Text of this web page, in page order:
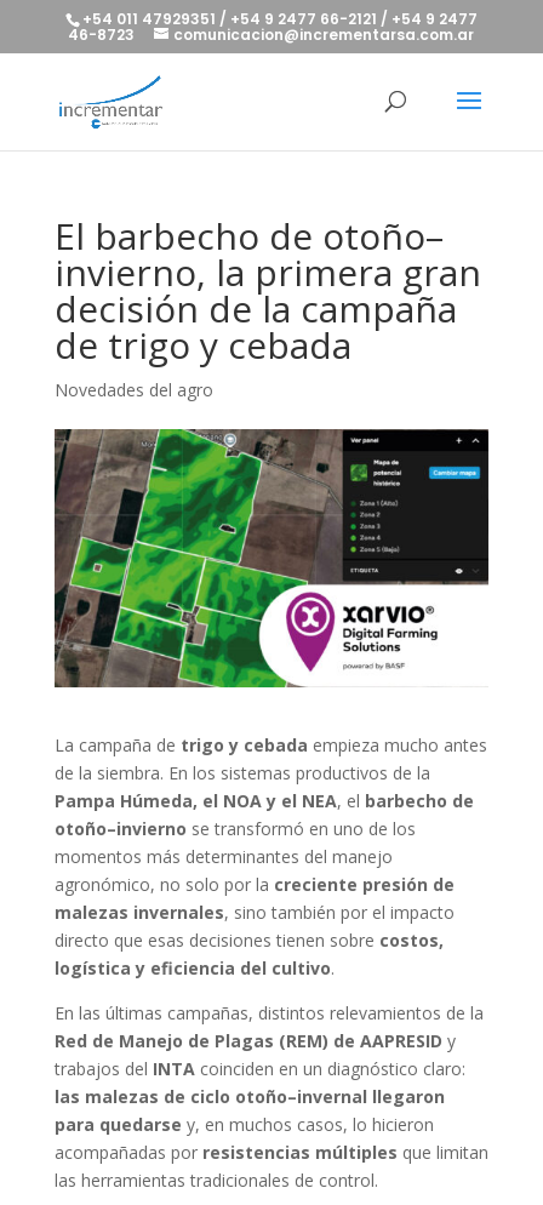
+54 011 47929351 / +54 9 2477 66-2121 / +54 9 2477
46-8723 comunicacion@incrementarsa.com.ar
El barbecho de otoño–
invierno, la primera gran
decisión de la campaña
de trigo y cebada
Novedades del agro
La campaña de trigo y cebada empieza mucho antes
de la siembra. En los sistemas productivos de la
Pampa Húmeda, el NOA y el NEA, el barbecho de
otoño–invierno se transformó en uno de los
momentos más determinantes del manejo
agronómico, no solo por la creciente presión de
malezas invernales, sino también por el impacto
directo que esas decisiones tienen sobre costos,
logística y eficiencia del cultivo.
En las últimas campañas, distintos relevamientos de la
Red de Manejo de Plagas (REM) de AAPRESID y
trabajos del INTA coinciden en un diagnóstico claro:
las malezas de ciclo otoño–invernal llegaron
para quedarse y, en muchos casos, lo hicieron
acompañadas por resistencias múltiples que limitan
las herramientas tradicionales de control.